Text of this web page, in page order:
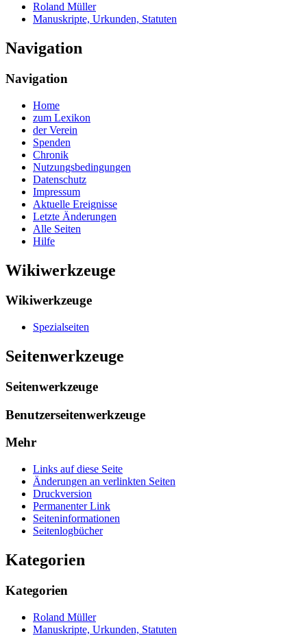
Roland Müller
Manuskripte, Urkunden, Statuten
Navigation
Navigation
Home
zum Lexikon
der Verein
Spenden
Chronik
Nutzungsbedingungen
Datenschutz
Impressum
Aktuelle Ereignisse
Letzte Änderungen
Alle Seiten
Hilfe
Wikiwerkzeuge
Wikiwerkzeuge
Spezialseiten
Seitenwerkzeuge
Seitenwerkzeuge
Benutzerseitenwerkzeuge
Mehr
Links auf diese Seite
Änderungen an verlinkten Seiten
Druckversion
Permanenter Link
Seiten­­informationen
Seitenlogbücher
Kategorien
Kategorien
Roland Müller
Manuskripte, Urkunden, Statuten